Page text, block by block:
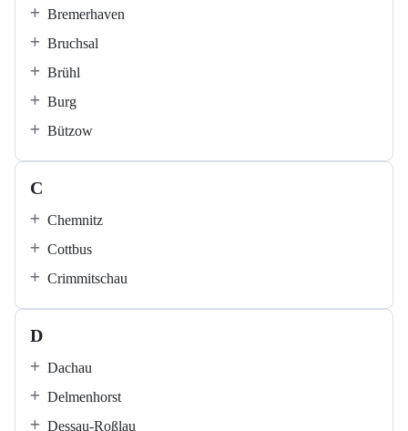
Bremerhaven
Bruchsal
Brühl
Burg
Bützow
C
Chemnitz
Cottbus
Crimmitschau
D
Dachau
Delmenhorst
Dessau-Roßlau